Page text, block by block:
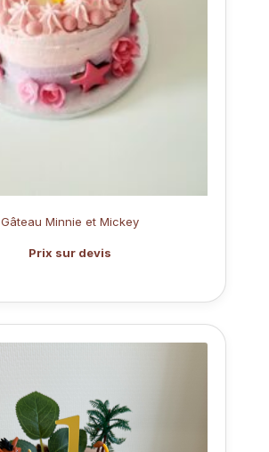
Gâteau Minnie et Mickey
Prix sur devis